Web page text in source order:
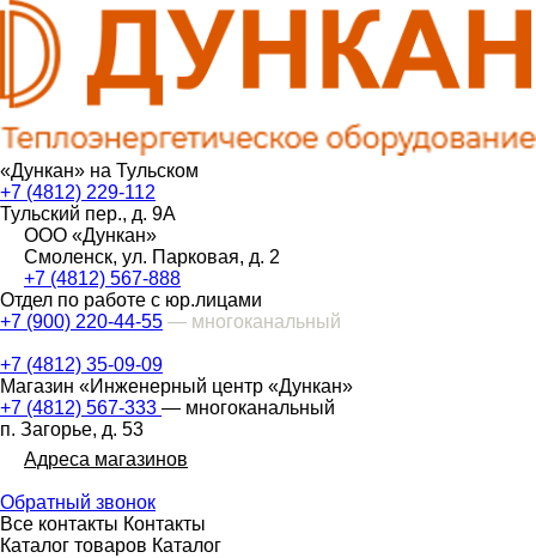
«Дункан» на Тульском
+7 (4812) 229-112
Тульский пер., д. 9А
ООО «Дункан»
Смоленск, ул. Парковая, д. 2
+7 (4812) 567-888
Отдел по работе с юр.лицами
+7 (900) 220-44-55 — многоканальный
+7 (4812) 35-09-09
Магазин «Инженерный центр «Дункан»
+7 (4812) 567-333 — многоканальный
п. Загорье, д. 53
Адреса магазинов
Обратный звонок
Все контакты Контакты
Каталог товаров Каталог